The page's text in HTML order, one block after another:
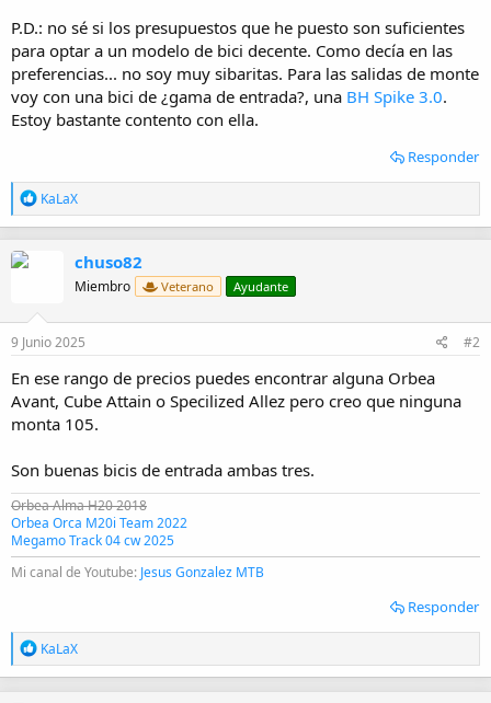
P.D.: no sé si los presupuestos que he puesto son suficientes
para optar a un modelo de bici decente. Como decía en las
preferencias... no soy muy sibaritas. Para las salidas de monte
voy con una bici de ¿gama de entrada?, una BH Spike 3.0.
Estoy bastante contento con ella.
Responder
R
e
a
n
e
:
KaLaX
chuso82
Miembro Veterano Ayudante
9 Junio 2025 #2
En ese rango de precios puedes encontrar alguna Orbea
Avant, Cube Attain o Specilized Allez pero creo que ninguna
monta 105.
Son buenas bicis de entrada ambas tres.
Orbea Alma H20 2018
Orbea Orca M20i Team 2022
Megamo Track 04 cw 2025
Mi canal de Youtube: Jesus Gonzalez MTB
Responder
R
e
a
KaLaX